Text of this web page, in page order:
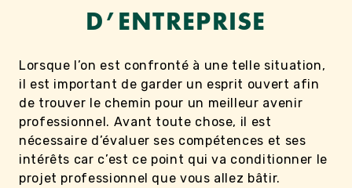
D’ENTREPRISE
Lorsque l’on est confronté à une telle situation,
il est important de garder un esprit ouvert afin
de trouver le chemin pour un meilleur avenir
professionnel. Avant toute chose, il est
nécessaire d’évaluer ses compétences et ses
intérêts car c’est ce point qui va conditionner le
projet professionnel que vous allez bâtir.